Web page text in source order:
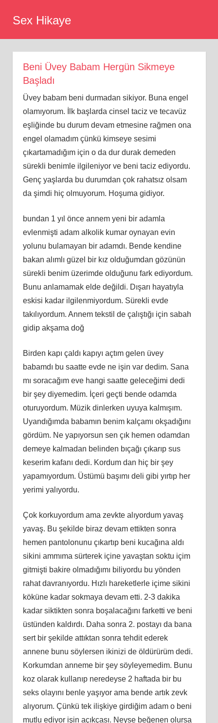
Sex Hikaye
Beni Üvey Babam Hergün Sikmeye
Başladı
Üvey babam beni durmadan sikiyor. Buna engel
olamıyorum. İlk başlarda cinsel taciz ve tecavüz
eşliğinde bu durum devam etmesine rağmen ona
engel olamadım çünkü kimseye sesimi
çıkartamadığım için o da dur durak demeden
sürekli benimle ilgileniyor ve beni taciz ediyordu.
Genç yaşlarda bu durumdan çok rahatsız olsam
da şimdi hiç olmuyorum. Hoşuma gidiyor.
bundan 1 yıl önce annem yeni bir adamla
evlenmişti adam alkolik kumar oynayan evin
yolunu bulamayan bir adamdı. Bende kendine
bakan alımlı güzel bir kız olduğumdan gözünün
sürekli benim üzerimde olduğunu fark ediyordum.
Bunu anlamamak elde değildi. Dışarı hayatıyla
eskisi kadar ilgilenmiyordum. Sürekli evde
takılıyordum. Annem tekstil de çalıştığı için sabah
gidip akşama doğ
Birden kapı çaldı kapıyı açtım gelen üvey
babamdı bu saatte evde ne işin var dedim. Sana
mı soracağım eve hangi saatte geleceğimi dedi
bir şey diyemedim. İçeri geçti bende odamda
oturuyordum. Müzik dinlerken uyuya kalmışım.
Uyandığımda babamın benim kalçamı okşadığını
gördüm. Ne yapıyorsun sen çık hemen odamdan
demeye kalmadan belinden bıçağı çıkarıp sus
keserim kafanı dedi. Kordum dan hiç bir şey
yapamıyordum. Üstümü başımı deli gibi yırtıp her
yerimi yalıyordu.
Çok korkuyordum ama zevkte alıyordum yavaş
yavaş. Bu şekilde biraz devam ettikten sonra
hemen pantolonunu çıkartıp beni kucağına aldı
sikini ammıma sürterek içine yavaştan soktu içim
gitmişti bakire olmadığımı biliyordu bu yönden
rahat davranıyordu. Hızlı hareketlerle içime sikini
köküne kadar sokmaya devam etti. 2-3 dakika
kadar siktikten sonra boşalacağını farketti ve beni
üstünden kaldırdı. Daha sonra 2. postayı da bana
sert bir şekilde attıktan sonra tehdit ederek
annene bunu söylersen ikinizi de öldürürüm dedi.
Korkumdan anneme bir şey söyleyemedim. Bunu
koz olarak kullanıp neredeyse 2 haftada bir bu
seks olayını benle yaşıyor ama bende artık zevk
alıyorum. Çünkü tek ilişkiye girdiğim adam o beni
mutlu ediyor işin açıkçası. Neyse beğenen olursa